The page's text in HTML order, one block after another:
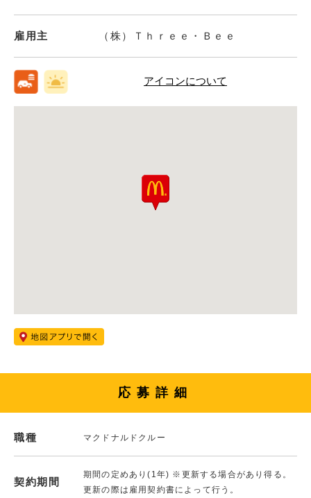
雇用主 （株）Ｔｈｒｅｅ・Ｂｅｅ
アイコンについて
応募詳細
職種 マクドナルドクルー
契約期間
期間の定めあり(1年) ※更新する場合があり得る。
更新の際は雇用契約書によって行う。